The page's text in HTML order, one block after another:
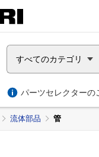
すべてのカテゴリ
パーツセレクターのご
流体部品 管